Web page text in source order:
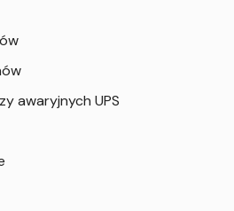
awaryjnych UPS